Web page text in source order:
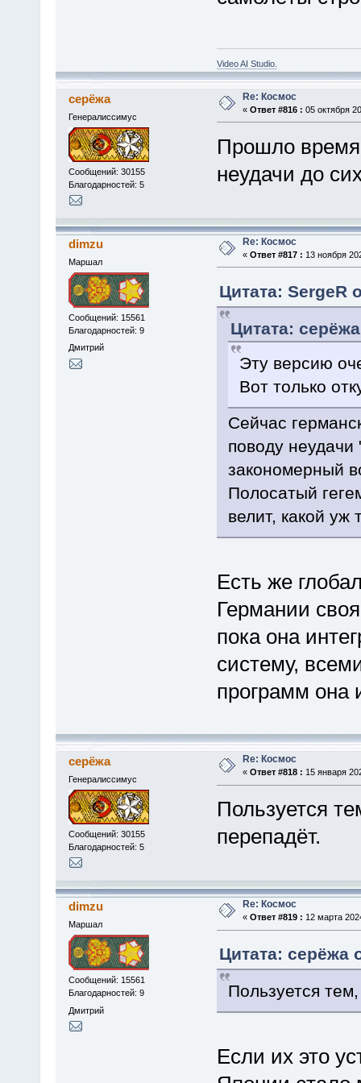
Video AI Studio.
серёжа
Генералиссимус
Сообщений: 30155
Благодарностей: 5
Re: Космос
« Ответ #816 : 05 октября
Прошло время,
неудачи до
dimzu
Маршал
Сообщений: 15561
Благодарностей: 9
Дмитрий
Re: Космос
« Ответ #817 : 13 ноября
Цитата: SergeR
Цитата:
Эту версию
Вот только
Сейчас
поводу
закономерный
Полосатый
велит, какой уж
Есть же
Германии
пока она
систему,
программ она
серёжа
Генералиссимус
Сообщений: 30155
Благодарностей: 5
Re: Космос
« Ответ #818 : 15 января
Пользуется
перепадёт.
dimzu
Маршал
Сообщений: 15561
Благодарностей: 9
Дмитрий
Re: Космос
« Ответ #819 : 12 марта
Цитата: серёжа
Пользуется
Если их это